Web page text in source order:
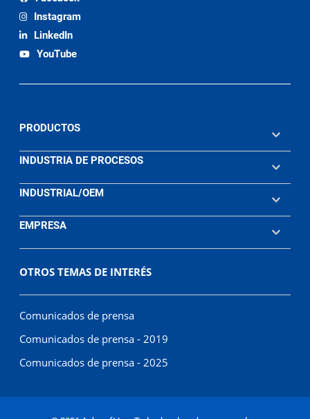
Instagram
LinkedIn
YouTube
PRODUCTOS
INDUSTRIA DE PROCESOS
INDUSTRIAL/OEM
EMPRESA
OTROS TEMAS DE INTERÉS
Comunicados de prensa
Comunicados de prensa - 2019
Comunicados de prensa - 2025